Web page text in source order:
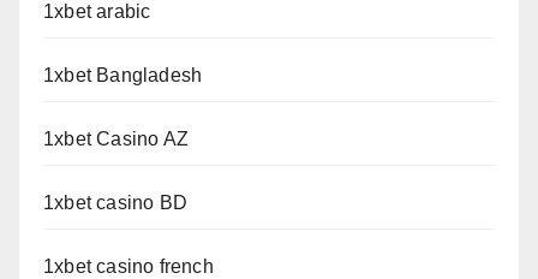
1xbet arabic
1xbet Bangladesh
1xbet Casino AZ
1xbet casino BD
1xbet casino french